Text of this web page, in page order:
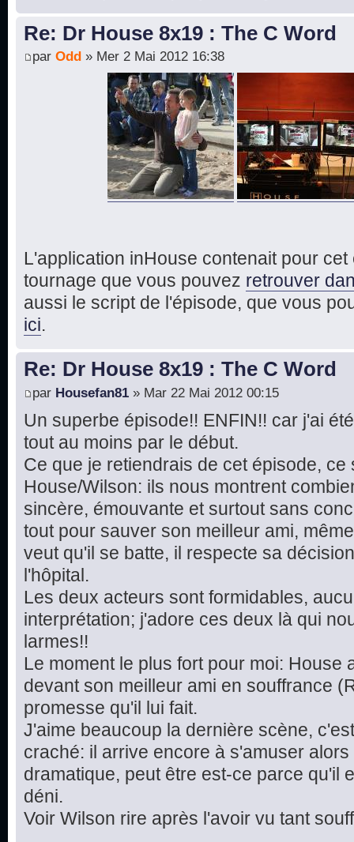
Re: Dr House 8x19 : The C Word
par Odd » Mer 2 Mai 2012 16:38
L'application inHouse contenait pour
tournage que vous pouvez retrouver
aussi le script de l'épisode, que vous
ici.
Re: Dr House 8x19 : The C Word
par Housefan81 » Mar 22 Mai 2012 00:15
Un superbe épisode!! ENFIN!! car j'ai
tout au moins par le début.
Ce que je retiendrais de cet épisode, ce
House/Wilson: ils nous montrent
sincère, émouvante et surtout sans
tout pour sauver son meilleur ami,
veut qu'il se batte, il respecte sa
l'hôpital.
Les deux acteurs sont formidables,
interprétation; j'adore ces deux là qui
larmes!!
Le moment le plus fort pour moi: House
devant son meilleur ami en souffrance
promesse qu'il lui fait.
J'aime beaucoup la dernière scène,
craché: il arrive encore à s'amuser
dramatique, peut être est-ce parce qu'il
déni.
Voir Wilson rire après l'avoir vu tant